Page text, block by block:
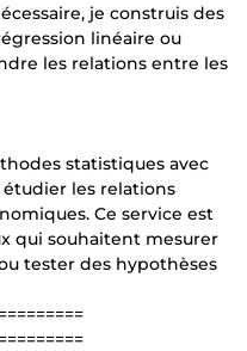
je construis des
linéaire ou
les relations entre les
statistiques avec
les relations
Ce service est
qui souhaitent mesurer
tester des hypothèses